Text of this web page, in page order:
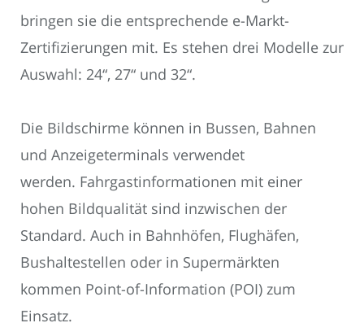
bringen sie die entsprechende e-Markt-
Zertifizierungen mit. Es stehen drei Modelle zur
Auswahl: 24“, 27“ und 32“.
Die Bildschirme können in Bussen, Bahnen
und Anzeigeterminals verwendet
werden. Fahrgastinformationen mit einer
hohen Bildqualität sind inzwischen der
Standard. Auch in Bahnhöfen, Flughäfen,
Bushaltestellen oder in Supermärkten
kommen Point-of-Information (POI) zum
Einsatz.